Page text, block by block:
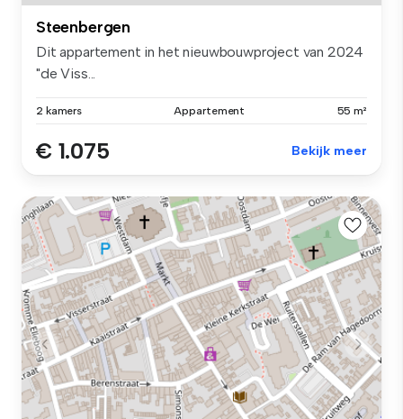
Steenbergen
Dit appartement in het nieuwbouwproject van 2024
"de Viss...
2 kamers Appartement 55 m²
€ 1.075 Bekijk meer